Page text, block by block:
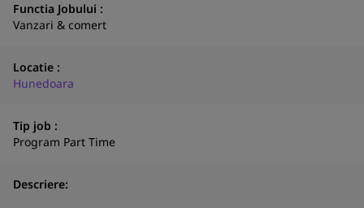
Functia Jobului :
Vanzari & comert
Locatie :
Hunedoara
Tip job :
Program Part Time
Descriere: